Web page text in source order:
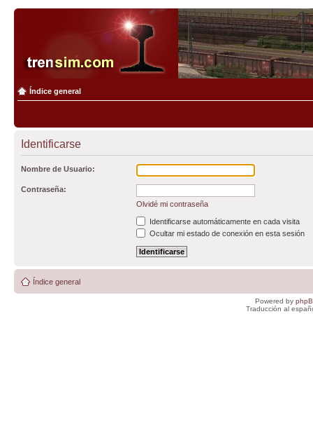
Índice general
Identificarse
Nombre de Usuario:
Contraseña:
Olvidé mi contraseña
Identificarse automáticamente en cada visita
Ocultar mi estado de conexión en esta sesión
Índice general
Powered by
Traducción al